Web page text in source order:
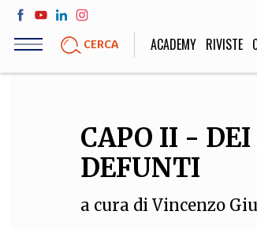
Salta
contenuto
CERCA ACADEMY RIVISTE
LIFE STYLE
Sport, Cucina, Viaggi,
Moda
CAPO II -
DEFUNTI
a cura di Vincenzo